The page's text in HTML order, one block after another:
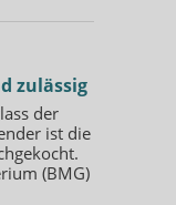
zulässig
der
ist die
(BMG)